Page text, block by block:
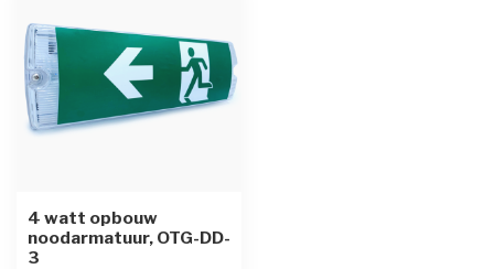
4 watt opbouw
noodarmatuur, OTG-DD-
3